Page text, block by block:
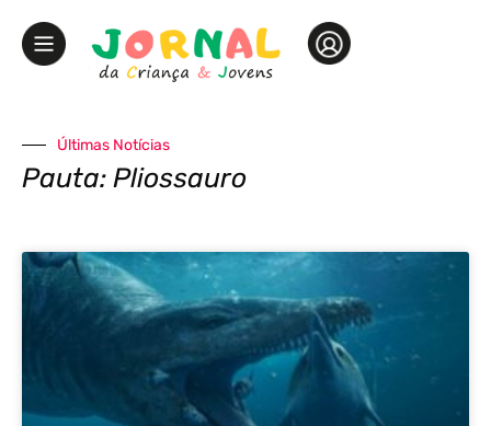
Últimas Notícias
Pauta: Pliossauro